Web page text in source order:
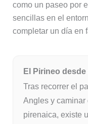
como un paseo por el
sencillas en el
completar un día en
El Pirineo
Tras recorrer el
Angles y caminar
pirenaica, existe